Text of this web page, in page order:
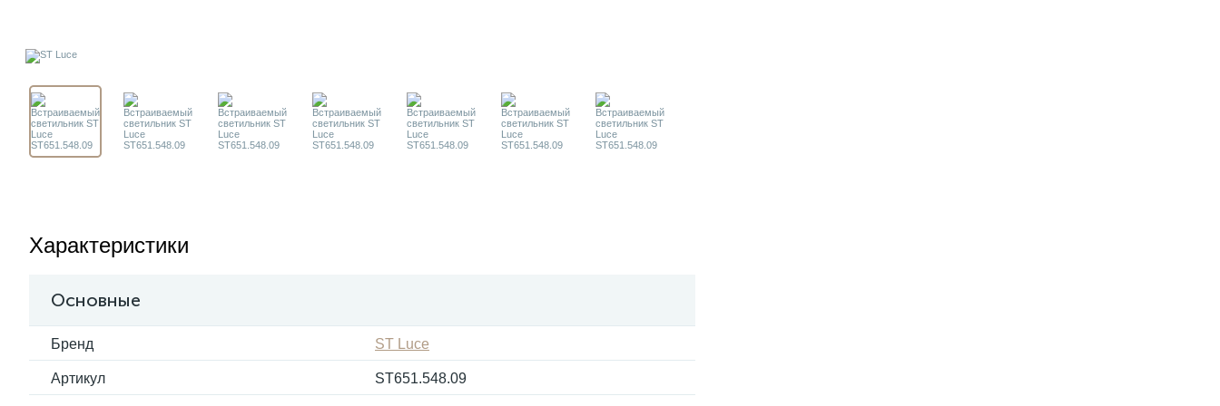
Характеристики
Основные
Бренд ST Luce
Артикул ST651.548.09